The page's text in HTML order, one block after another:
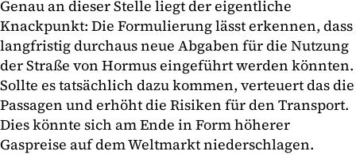
Genau an dieser Stelle liegt der eigentliche
Knackpunkt: Die Formulierung lässt erkennen, dass
langfristig durchaus neue Abgaben für die Nutzung
der Straße von Hormus eingeführt werden könnten.
Sollte es tatsächlich dazu kommen, verteuert das die
Passagen und erhöht die Risiken für den Transport.
Dies könnte sich am Ende in Form höherer
Gaspreise auf dem Weltmarkt niederschlagen.